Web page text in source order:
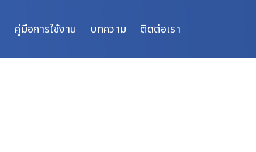
คู่มือการใช้งาน บทความ ติดต่อเรา